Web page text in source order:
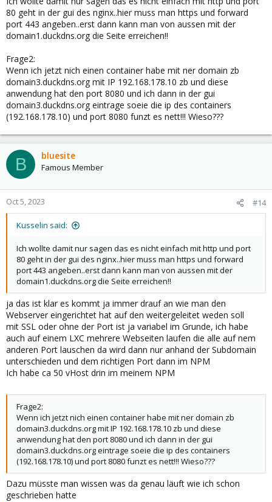
80 geht in der gui des nginx..hier muss man https und forward
port 443 angeben..erst dann kann man von aussen mit der
domain1.duckdns.org die Seite erreichen!!
Frage2:
Wenn ich jetzt nich einen container habe mit ner domain zb
domain3.duckdns.org mit IP 192.168.178.10 zb und diese
anwendung hat den port 8080 und ich dann in der gui
domain3.duckdns.org eintrage soeie die ip des containers
(192.168.178.10) und port 8080 funzt es nett!!! Wieso???
B bluesite
Famous Member
Oct 5, 2023 #14
Kusselin said:
Ich wollte damit nur sagen das es nicht einfach mit http und port
80 geht in der gui des nginx..hier muss man https und forward
port 443 angeben..erst dann kann man von aussen mit der
domain1.duckdns.org die Seite erreichen!!
ja das ist klar es kommt ja immer drauf an wie man den
Webserver eingerichtet hat auf den weitergeleitet weden soll
mit SSL oder ohne der Port ist ja variabel im Grunde, ich habe
auch auf einem LXC mehrere Webseiten laufen die alle auf nem
anderen Port lauschen da wird dann nur anhand der Subdomain
unterschieden und dem richtigen Port dann im NPM
Ich habe ca 50 vHost drin im meinem NPM
Frage2:
Wenn ich jetzt nich einen container habe mit ner domain zb
domain3.duckdns.org mit IP 192.168.178.10 zb und diese
anwendung hat den port 8080 und ich dann in der gui
domain3.duckdns.org eintrage soeie die ip des containers
(192.168.178.10) und port 8080 funzt es nett!!! Wieso???
Dazu müsste man wissen was da genau läuft wie ich schon
geschrieben hatte